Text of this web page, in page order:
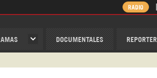
DOCUMENTALES
RADIO